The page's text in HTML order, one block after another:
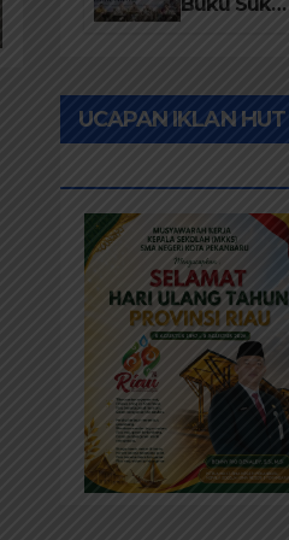
Buku Suku
Merawat
Identitas
Kepastian
Hukum
Masyarakat
Adat
UCAPAN IKLAN HUT